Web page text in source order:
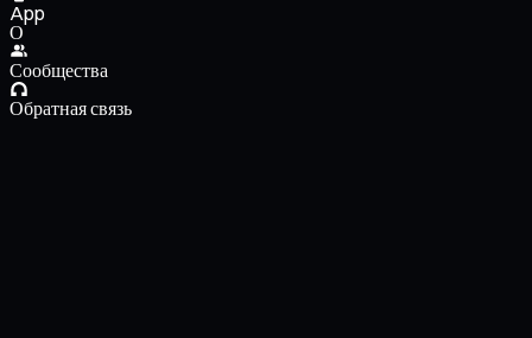
App
О
Сообщества
Обратная связь